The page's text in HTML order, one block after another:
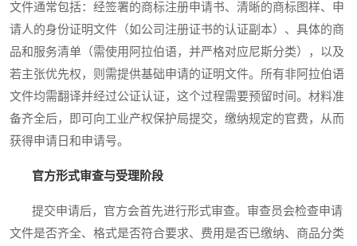
文件通常包括：经签署的商标注册申请书、清晰的商标图样、申
请人的身份证明文件（如公司注册证书的认证副本）、具体的商
品和服务清单（需使用阿拉伯语，并严格对应尼斯分类），以及
若主张优先权，则需提供基础申请的证明文件。所有非阿拉伯语
文件均需翻译并经过公证认证，这个过程需要预留时间。材料准
备齐全后，即可向工业产权保护局提交，缴纳规定的官费，从而
获得申请日和申请号。
官方形式审查与受理阶段
提交申请后，官方会首先进行形式审查。审查员会检查申请
文件是否齐全、格式是否符合要求、费用是否已缴纳、商品分类